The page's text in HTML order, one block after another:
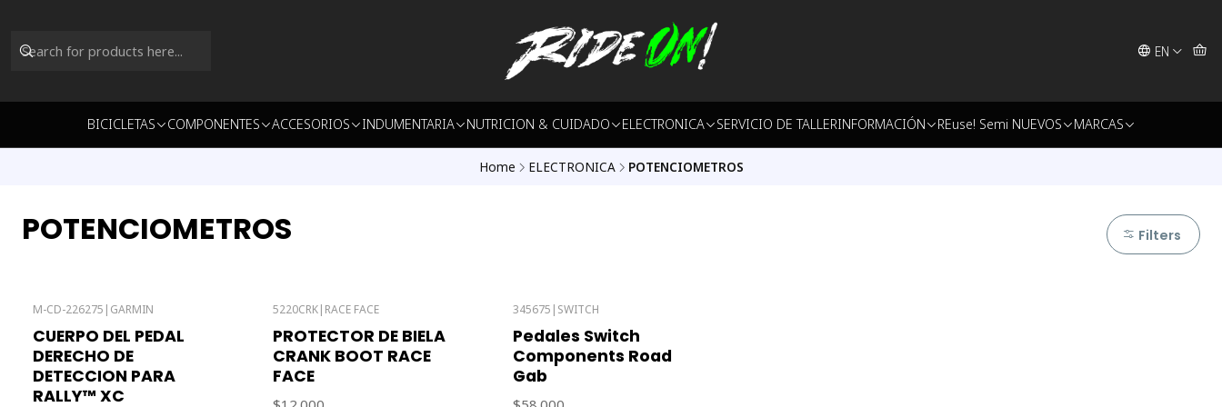
EN
BICICLETAS COMPONENTES ACCESORIOS INDUMENTARIA NUTRICION & CUIDADO ELECTRONICA SERVICIO DE TALLERINFORMACIÓN REuse! Semi NUEVOS MARCAS
Home ELECTRONICA POTENCIOMETROS
POTENCIOMETROS Filters
M-CD-226275 | GARMIN
CUERPO DEL PEDAL
DERECHO DE
DETECCION PARA
RALLY™ XC
5220CRK| RACE FACE
PROTECTOR DE BIELA
CRANK BOOT RACE
FACE
345675 | SWITCH
Pedales Switch
Components Road
Gab